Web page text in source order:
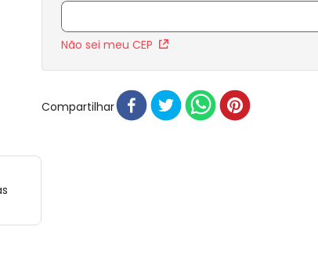
Não sei meu CEP
Compartilhar